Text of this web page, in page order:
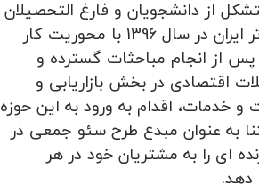
از دانشجویان و فارغ التحصیلان
دانشگاه های برتر ایران در سال 1396 با محوریت کار
از انجام مباحثات گسترده و
اقتصادی در بخش بازاریابی و
خدمات، اقدام به ورود به این حوزه
به عنوان مبدع طرح سئو جمعی در
ای را به مشتریان خود در هر
دهد.